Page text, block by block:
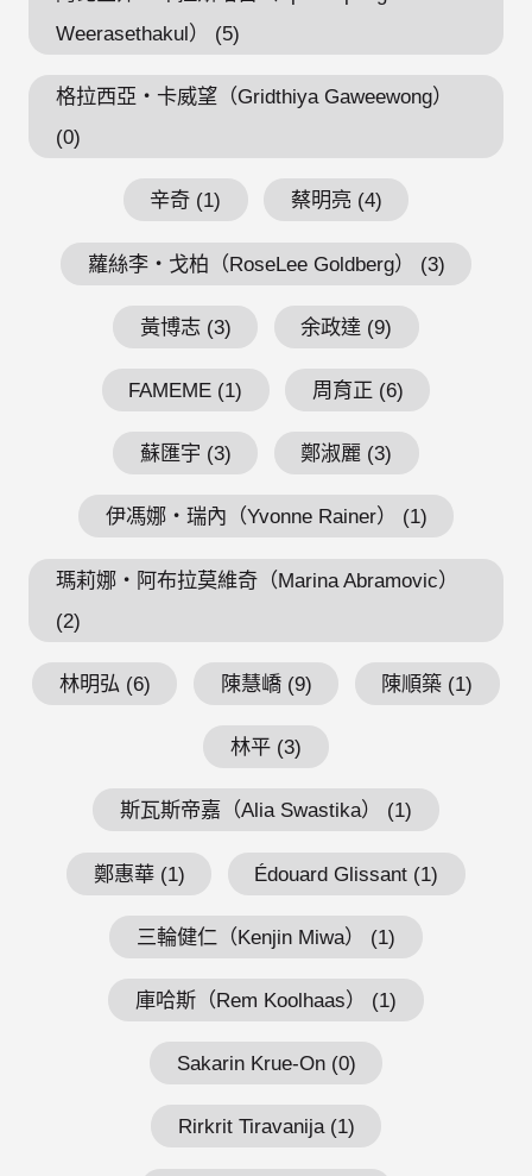
Weerasethakul） (5)
格拉西亞・卡威望（Gridthiya Gaweewong）
(0)
辛奇 (1) 蔡明亮 (4)
蘿絲李・戈柏（RoseLee Goldberg） (3)
黃博志 (3) 余政達 (9)
FAMEME (1) 周育正 (6)
蘇匯宇 (3) 鄭淑麗 (3)
伊馮娜・瑞內（Yvonne Rainer） (1)
瑪莉娜・阿布拉莫維奇（Marina Abramovic）
(2)
林明弘 (6) 陳慧嶠 (9) 陳順築 (1)
林平 (3)
斯瓦斯帝嘉（Alia Swastika） (1)
鄭惠華 (1) Édouard Glissant (1)
三輪健仁（Kenjin Miwa） (1)
庫哈斯（Rem Koolhaas） (1)
Sakarin Krue-On (0)
Rirkrit Tiravanija (1)